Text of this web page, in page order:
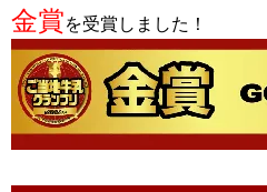
金賞を受賞しました！